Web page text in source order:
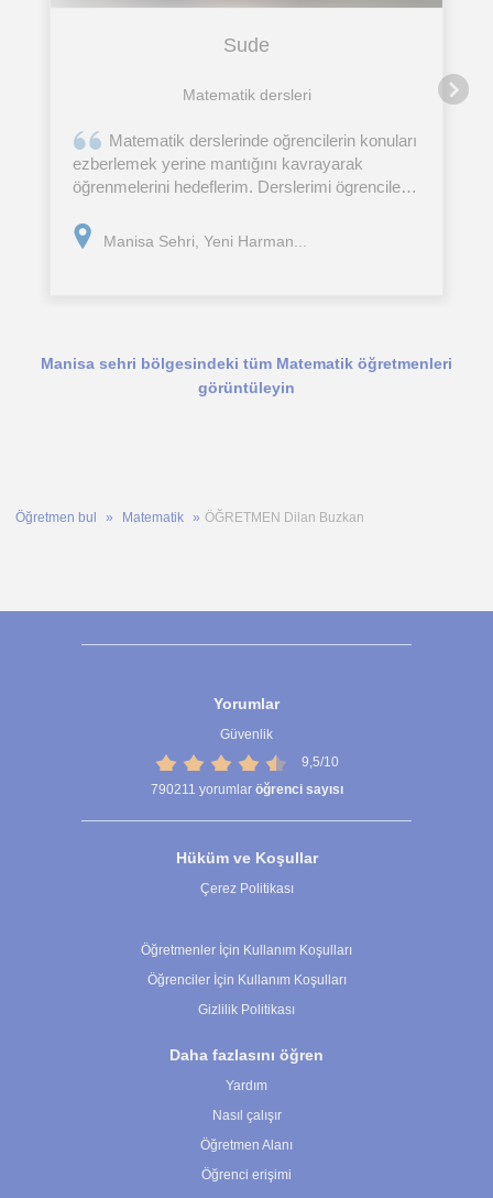
Sude
Matematik dersleri
Matematik derslerinde oğrencilerin konuları
ezberlemek yerine mantığını kavrayarak
öğrenmelerini hedeflerim. Derslerimi ögrencilerin
yöntemleri ve örneklerle desteklerim.
Manisa Sehri, Yeni Harman...
Manisa sehri bölgesindeki tüm Matematik öğretmenleri
görüntüleyin
Öğretmen bul Matematik ÖĞRETMEN Dilan Buzkan
Yorumlar
Güvenlik
9,5/10
790211 yorumlar öğrenci sayısı
Hüküm ve Koşullar
Çerez Politikası
Öğretmenler İçin Kullanım Koşulları
Öğrenciler İçin Kullanım Koşulları
Gizlilik Politikası
Daha fazlasını öğren
Yardım
Nasıl çalışır
Öğretmen Alanı
Öğrenci erişimi